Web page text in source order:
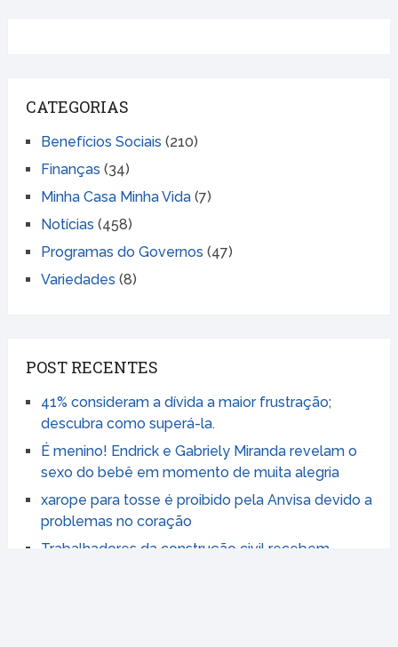
CATEGORIAS
Benefícios Sociais (210)
Finanças (34)
Minha Casa Minha Vida(7)
Notícias (458)
Programas do Governos (47)
Variedades (8)
POST RECENTES
41% consideram a dívida a maior frustração;
descubra como superá-la.
É menino! Endrick e Gabriely Miranda revelam o
sexo do bebê em momento de muita alegria
xarope para tosse é proibido pela Anvisa devido a
problemas no coração
Trabalhadores da construção civil recebem